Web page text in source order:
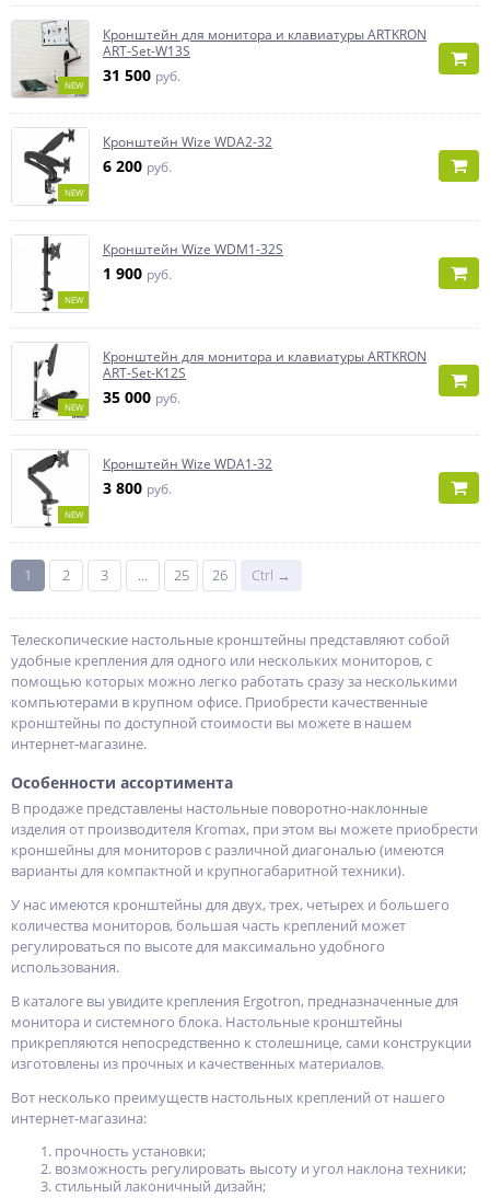
NEW
Кронштейн для монитора и клавиатуры ARTKRON
ART-Set-W13S
31 500 руб.
NEW
Кронштейн Wize WDA2-32
6 200 руб.
NEW
Кронштейн Wize WDM1-32S
1 900 руб.
NEW
Кронштейн для монитора и клавиатуры ARTKRON
ART-Set-K12S
35 000 руб.
NEW
Кронштейн Wize WDA1-32
3 800 руб.
1 2 3 ... 25 26 Ctrl →
Телескопические настольные кронштейны представляют собой
удобные крепления для одного или нескольких мониторов, с
помощью которых можно легко работать сразу за несколькими
компьютерами в крупном офисе. Приобрести качественные
кронштейны по доступной стоимости вы можете в нашем
интернет-магазине.
Особенности ассортимента
В продаже представлены настольные поворотно-наклонные
изделия от производителя Kromax, при этом вы можете приобрести
кроншейны для мониторов с различной диагональю (имеются
варианты для компактной и крупногабаритной техники).
У нас имеются кронштейны для двух, трех, четырех и большего
количества мониторов, большая часть креплений может
регулироваться по высоте для максимально удобного
использования.
В каталоге вы увидите крепления Ergotron, предназначенные для
монитора и системного блока. Настольные кронштейны
прикрепляются непосредственно к столешнице, сами конструкции
изготовлены из прочных и качественных материалов.
Вот несколько преимуществ настольных креплений от нашего
интернет-магазина:
прочность установки;
возможность регулировать высоту и угол наклона техники;
стильный лаконичный дизайн;